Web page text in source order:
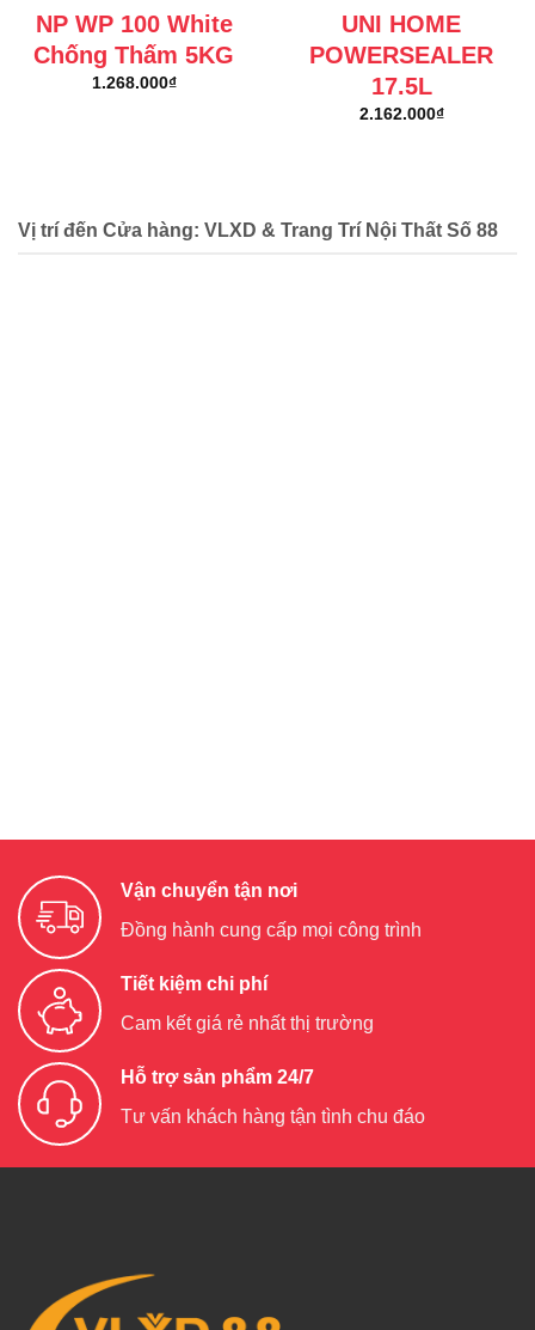
NP WP 100 White
Chống Thấm 5KG
1.268.000₫
UNI HOME
POWERSEALER
17.5L
2.162.000₫
Vị trí đến Cửa hàng: VLXD & Trang Trí Nội Thất Số 88
Vận chuyển tận nơi
Đồng hành cung cấp mọi công trình
Tiết kiệm chi phí
Cam kết giá rẻ nhất thị trường
Hỗ trợ sản phẩm 24/7
Tư vấn khách hàng tận tình chu đáo